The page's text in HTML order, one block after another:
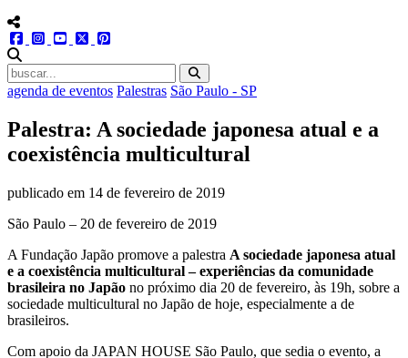
menu redes social
facebookinstagram
youtube
twitter
agenda de eventos Palestras São Paulo - SP
Palestra: A sociedade japonesa atual e a
coexistência multicultural
publicado em 14 de fevereiro de 2019
São Paulo – 20 de fevereiro de 2019
A Fundação Japão promove a palestra A sociedade japonesa atual
e a coexistência multicultural – experiências da comunidade
brasileira no Japão no próximo dia 20 de fevereiro, às 19h, sobre a
sociedade multicultural no Japão de hoje, especialmente a de
brasileiros.
Com apoio da JAPAN HOUSE São Paulo, que sedia o evento, a